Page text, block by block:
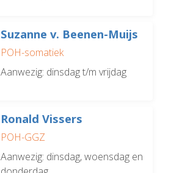
Suzanne v. Beenen-Muijs
POH-somatiek
Aanwezig: dinsdag t/m vrijdag
Ronald Vissers
POH-GGZ
Aanwezig: dinsdag, woensdag en